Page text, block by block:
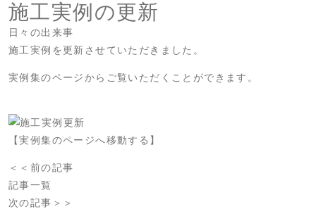
施工実例の更新
日々の出来事
施工実例を更新させていただきました。
実例集のページからご覧いただくことができます。
【実例集のページへ移動する】
＜＜前の記事
記事一覧
次の記事＞＞